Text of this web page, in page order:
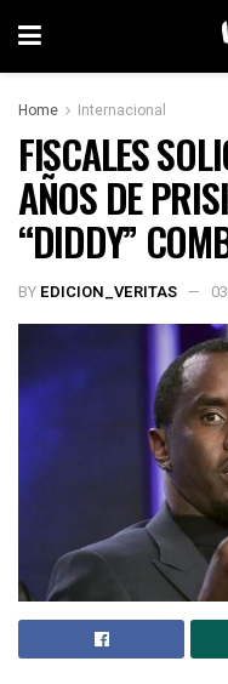
Home Internacional
FISCALES
AÑOS DE
“DIDDY”
BY EDICION_VERITAS